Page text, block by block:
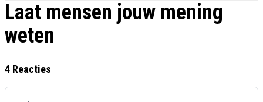
Laat mensen jouw mening
weten
4 Reacties